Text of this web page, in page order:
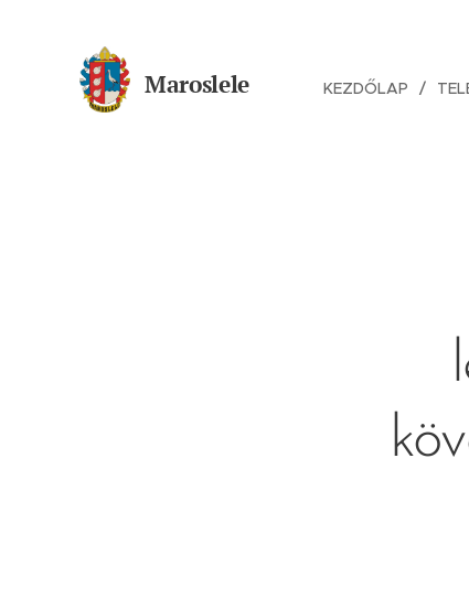
Maroslele KEZDŐLAP